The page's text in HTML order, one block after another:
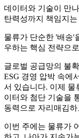
데이터와 기술이 만
탄력성까지 책임지는
물류가 단순한 '배송'
우하는 핵심 전략으
글로벌 공급망의 불
ESG 경영 압박 속에
서 있습니다. 이제 물
이터와 첨단 기술을
동력으로 자리매김
이번 주에는 물류가